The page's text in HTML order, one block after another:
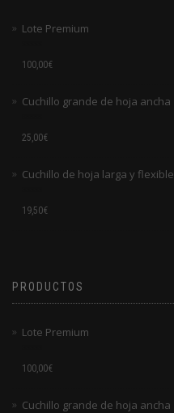
Lote Premium
Valorado
en
5
100,00€
Cuchillo grande de hoja ancha
Valorado
en
5
25,00€
Cuchillo de hoja larga y flexible
Valorado
en
19,50€
PRODUCTOS
Lote Premium
Valorado
en
5
100,00€
Cuchillo grande de hoja ancha